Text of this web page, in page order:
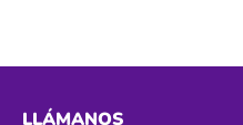
LLÁMANOS